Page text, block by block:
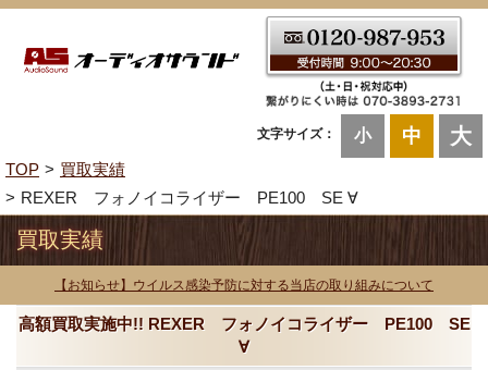
文字サイズ： 小 中 大
TOP
買取実績
REXER フォノイコライザー PE100 SE ∀
買取実績
【お知らせ】ウイルス感染予防に対する当店の取り組みについて
高額買取実施中!! REXER フォノイコライザー PE100 SE
∀